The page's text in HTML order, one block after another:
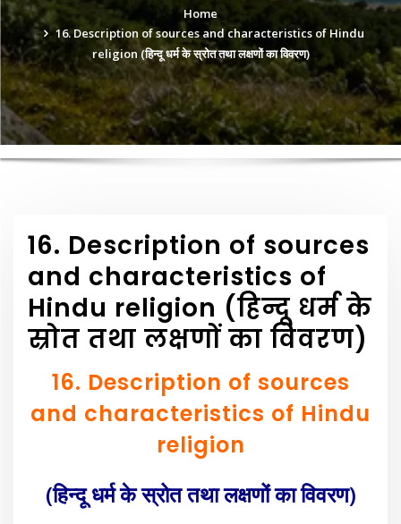
Home
16. Description of sources and characteristics of Hindu
religion (हिन्दू धर्म के स्रोत तथा लक्षणों का विवरण)
16. Description of sources
and characteristics of
Hindu religion (हिन्दू धर्म के
स्रोत तथा लक्षणों का विवरण)
16. Description of sources
and characteristics of Hindu
religion
(हिन्दू धर्म के स्रोत तथा लक्षणों का विवरण)